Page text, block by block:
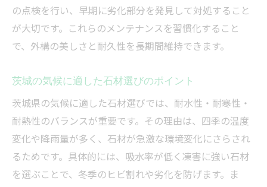
の点検を行い、早期に劣化部分を発見して対処すること
が大切です。これらのメンテナンスを習慣化すること
で、外構の美しさと耐久性を長期間維持できます。
茨城の気候に適した石材選びのポイント
茨城県の気候に適した石材選びでは、耐水性・耐寒性・
耐熱性のバランスが重要です。その理由は、四季の温度
変化や降雨量が多く、石材が急激な環境変化にさらされ
るためです。具体的には、吸水率が低く凍害に強い石材
を選ぶことで、冬季のヒビ割れや劣化を防げます。ま